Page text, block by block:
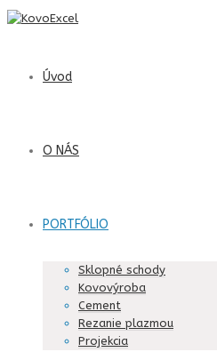
Úvod
O NÁS
PORTFÓLIO
Sklopné schody
Kovovýroba
Cement
Rezanie plazmou
Projekcia